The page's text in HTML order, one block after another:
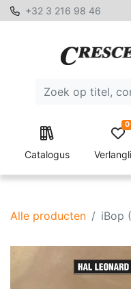
+32 3 216 98 46
Catalogus
0
Alle producten iBop